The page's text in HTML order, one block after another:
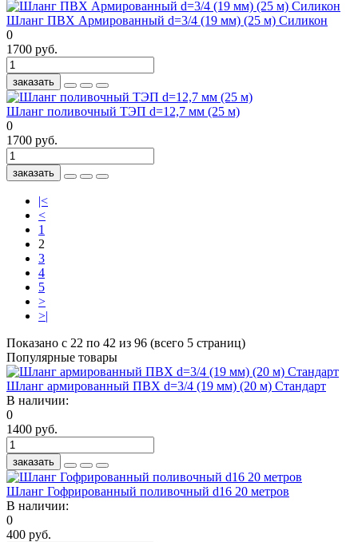
Шланг ПВХ Армированный d=3/4 (19 мм) (25 м) Силикон
0
1700 руб.
заказать
Шланг поливочный ТЭП d=12,7 мм (25 м)
0
1700 руб.
заказать
|<
<
1
2
3
4
5
>
>|
Показано с 22 по 42 из 96 (всего 5 страниц)
Популярные товары
Шланг армированный ПВХ d=3/4 (19 мм) (20 м) Стандарт
В наличии:
0
1400 руб.
заказать
Шланг Гофрированный поливочный d16 20 метров
В наличии:
0
400 руб.